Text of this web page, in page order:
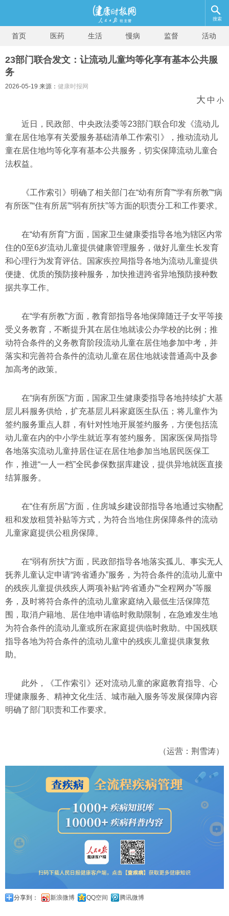
搜索
首页 医药 生活 慢病 监督 活动
23部门联合发文：让流动儿童均等化享有基本公共服
务
2026-05-19 来源： 健康时报网
大 中 小
近日，民政部、中央政法委等23部门联合印发《流动儿
童在居住地享有关爱服务基础清单工作索引》，推动流动儿
童在居住地均等化享有基本公共服务，切实保障流动儿童合
法权益。
《工作索引》明确了相关部门在“幼有所育”“学有所教”“病
有所医”“住有所居”“弱有所扶”等方面的职责分工和工作要求。
在“幼有所育”方面，国家卫生健康委指导各地为辖区内常
住的0至6岁流动儿童提供健康管理服务，做好儿童生长发育
和心理行为发育评估。国家疾控局指导各地为流动儿童提供
便捷、优质的预防接种服务，加快推进跨省异地预防接种数
据共享工作。
在“学有所教”方面，教育部指导各地保障随迁子女平等接
受义务教育，不断提升其在居住地就读公办学校的比例；推
动符合条件的义务教育阶段流动儿童在居住地参加中考，并
落实和完善符合条件的流动儿童在居住地就读普通高中及参
加高考的政策。
在“病有所医”方面，国家卫生健康委指导各地持续扩大基
层儿科服务供给，扩充基层儿科家庭医生队伍；将儿童作为
签约服务重点人群，有针对性地开展签约服务，方便包括流
动儿童在内的中小学生就近享有签约服务。国家医保局指导
各地落实流动儿童持居住证在居住地参加当地居民医保工
作，推进“一人一档”全民参保数据库建设，提供异地就医直接
结算服务。
在“住有所居”方面，住房城乡建设部指导各地通过实物配
租和发放租赁补贴等方式，为符合当地住房保障条件的流动
儿童家庭提供公租房保障。
在“弱有所扶”方面，民政部指导各地落实孤儿、事实无人
抚养儿童认定申请“跨省通办”服务，为符合条件的流动儿童中
的残疾儿童提供残疾人两项补贴“跨省通办”“全程网办”等服
务，及时将符合条件的流动儿童家庭纳入最低生活保障范
围，取消户籍地、居住地申请临时救助限制，在急难发生地
为符合条件的流动儿童或所在家庭提供临时救助。中国残联
指导各地为符合条件的流动儿童中的残疾儿童提供康复救
助。
此外，《工作索引》还对流动儿童的家庭教育指导、心
理健康服务、精神文化生活、城市融入服务等发展保障内容
明确了部门职责和工作要求。
（运营：荆雪涛）
分享到： 新浪微博 QQ空间 腾讯微博